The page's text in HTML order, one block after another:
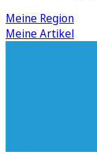
Meine Region
Meine Artikel